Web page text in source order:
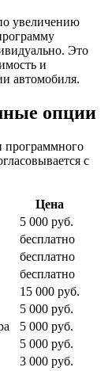
увеличению
Это
и
автомобиля.
опции
программного
с
Цена
5 000 руб.
бесплатно
бесплатно
бесплатно
15 000 руб.
5 000 руб.
5 000 руб.
5 000 руб.
3 000 руб.